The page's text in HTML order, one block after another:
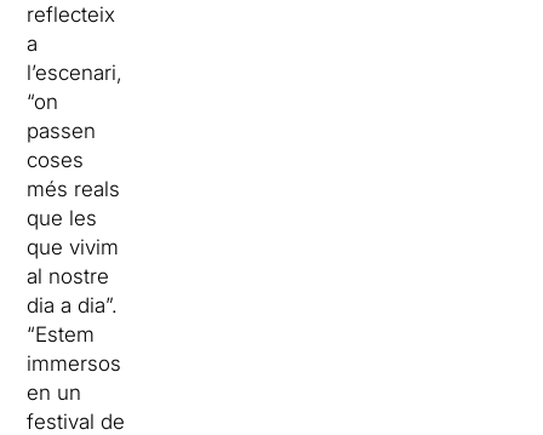
reflecteix
a
l’escenari,
“on
passen
coses
més reals
que les
que vivim
al nostre
dia a dia”.
“Estem
immersos
en un
festival de